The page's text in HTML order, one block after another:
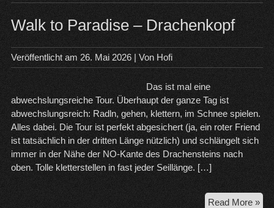
Walk to Paradise – Drachenkopf
Veröffentlicht am 26. Mai 2026| Von Hofi
Das ist mal eine
abwechslungsreiche Tour. Überhaupt der ganze Tag ist
abwechslungsreich: Radln, gehen, klettern, im Schnee spielen.
Alles dabei. Die Tour ist perfekt abgesichert (ja, ein roter Friend
ist tatsächlich in der dritten Länge nützlich) und schlängelt sich
immer in der Nähe der NO-Kante des Drachensteins nach
oben. Tolle kletterstellen in fast jeder Seillänge. […]
Read More »